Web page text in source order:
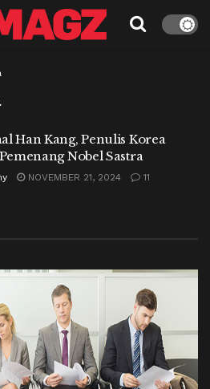
Han Kang, Penulis Korea
Nobel Sastra
NOVEMBER 21, 2024 11